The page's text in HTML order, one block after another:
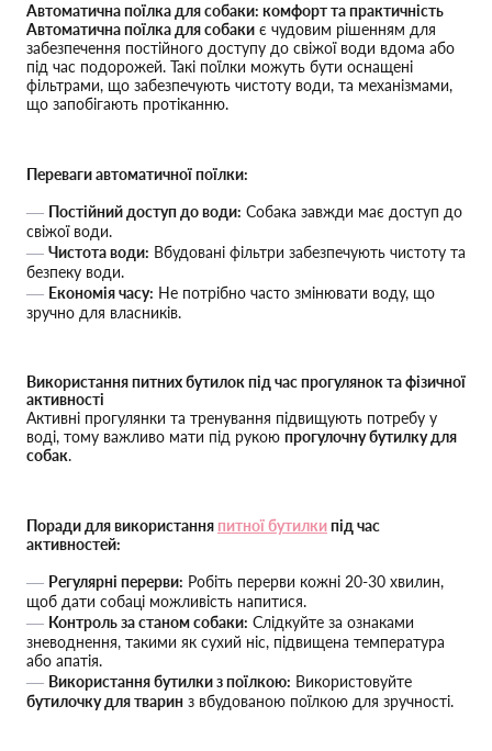
Автоматична поїлка для собаки: комфорт та практичність
Автоматична поїлка для собаки є чудовим рішенням для
забезпечення постійного доступу до свіжої води вдома або
під час подорожей. Такі поїлки можуть бути оснащені
фільтрами, що забезпечують чистоту води, та механізмами,
що запобігають протіканню.
Переваги автоматичної поїлки:
Постійний доступ до води: Собака завжди має доступ до
свіжої води.
Чистота води: Вбудовані фільтри забезпечують чистоту та
безпеку води.
Економія часу: Не потрібно часто змінювати воду, що
зручно для власників.
Використання питних бутилок під час прогулянок та фізичної
активності
Активні прогулянки та тренування підвищують потребу у
воді, тому важливо мати під рукою прогулочну бутилку для
собак.
Поради для використання питної бутилкипід час
активностей:
Регулярні перерви: Робіть перерви кожні 20-30 хвилин,
щоб дати собаці можливість напитися.
Контроль за станом собаки: Слідкуйте за ознаками
зневоднення, такими як сухий ніс, підвищена температура
або апатія.
Використання бутилки з поїлкою: Використовуйте
бутилочку для тварин з вбудованою поїлкою для зручності.